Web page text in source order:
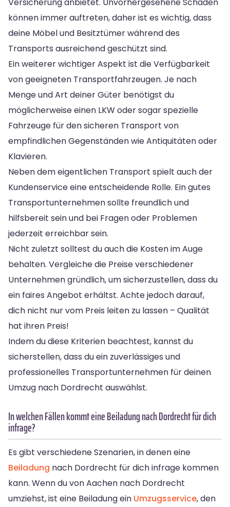
können immer auftreten, daher ist es wichtig, dass
deine Möbel und Besitztümer während des
Transports ausreichend geschützt sind.
Ein weiterer wichtiger Aspekt ist die Verfügbarkeit
von geeigneten Transportfahrzeugen. Je nach
Menge und Art deiner Güter benötigst du
möglicherweise einen LKW oder sogar spezielle
Fahrzeuge für den sicheren Transport von
empfindlichen Gegenständen wie Antiquitäten oder
Klavieren.
Neben dem eigentlichen Transport spielt auch der
Kundenservice eine entscheidende Rolle. Ein gutes
Transportunternehmen sollte freundlich und
hilfsbereit sein und bei Fragen oder Problemen
jederzeit erreichbar sein.
Nicht zuletzt solltest du auch die Kosten im Auge
behalten. Vergleiche die Preise verschiedener
Unternehmen gründlich, um sicherzustellen, dass du
ein faires Angebot erhältst. Achte jedoch darauf,
dich nicht nur vom Preis leiten zu lassen – Qualität
hat ihren Preis!
Indem du diese Kriterien beachtest, kannst du
sicherstellen, dass du ein zuverlässiges und
professionelles Transportunternehmen für deinen
Umzug nach Dordrecht auswählst.
In welchen Fällen kommt eine Beiladung nach Dordrecht für dich
infrage?
Es gibt verschiedene Szenarien, in denen eine
Beiladung nach Dordrecht für dich infrage kommen
kann. Wenn du von Aachen nach Dordrecht
umziehst, ist eine Beiladung ein Umzugsservice, den